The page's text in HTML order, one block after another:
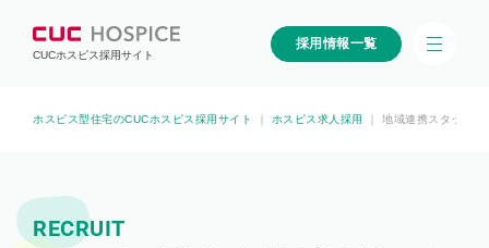
CUCホスピス採用サイト
採用情報一覧
ホスピス型住宅のCUCホスピス採用サイト ホスピス求人採用 地域連携スタッフの
RECRUIT